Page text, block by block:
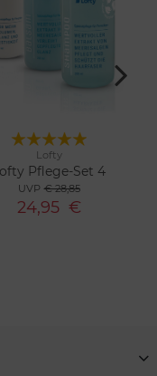
Merken
Lofty
Pflege-Set 4
UVP € 28,85
24,95 €